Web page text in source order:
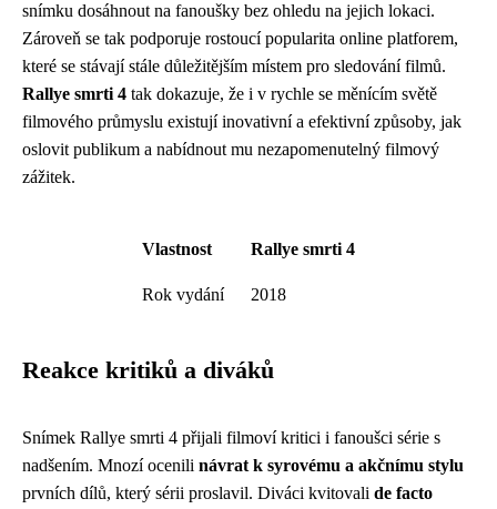
snímku dosáhnout na fanoušky bez ohledu na jejich lokaci.
Zároveň se tak podporuje rostoucí popularita online platforem,
které se stávají stále důležitějším místem pro sledování filmů.
Rallye smrti 4 tak dokazuje, že i v rychle se měnícím světě
filmového průmyslu existují inovativní a efektivní způsoby, jak
oslovit publikum a nabídnout mu nezapomenutelný filmový
zážitek.
Vlastnost Rallye smrti 4
Rok vydání 2018
Reakce kritiků a diváků
Snímek Rallye smrti 4 přijali filmoví kritici i fanoušci série s
nadšením. Mnozí ocenili návrat k syrovému a akčnímu stylu
prvních dílů, který sérii proslavil. Diváci kvitovali de facto